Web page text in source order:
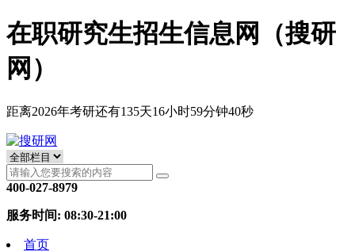
在职研究生招生信息网（搜研
网）
距离2026年考研还有135天16小时59分钟39秒
400-027-8979
服务时间: 08:30-21:00
首页